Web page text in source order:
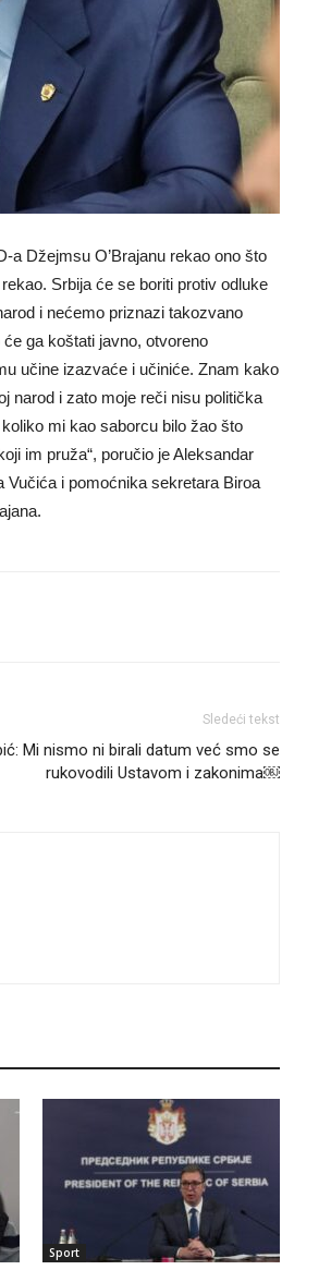
a Džejmsu O’Brajanu rekao ono što
Srbija će se boriti protiv odluke
i nećemo priznazi takozvano
ga koštati javno, otvoreno
učine izazvaće i učiniće. Znam kako
narod i zato moje reči nisu politička
mi kao saborcu bilo žao što
im pruža“, poručio je Aleksandar
Vučića i pomoćnika sekretara Biroa
Sledeći tekst
Mi nismo ni birali datum već smo se
rukovodili Ustavom i zakonima￼
Sport